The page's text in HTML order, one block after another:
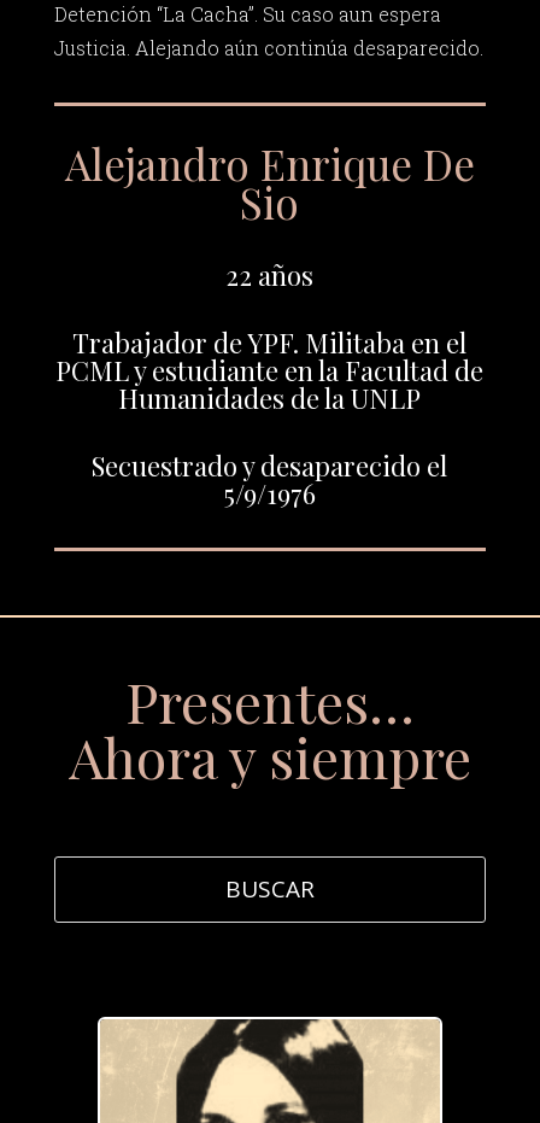
Detención “La Cacha”. Su caso aun espera
Justicia. Alejando aún continúa desaparecido.
Alejandro Enrique De
Sio
22 años
Trabajador de YPF. Militaba en el
PCML y estudiante en la Facultad de
Humanidades de la UNLP
Secuestrado y desaparecido el
5/9/1976
Presentes…
Ahora y siempre